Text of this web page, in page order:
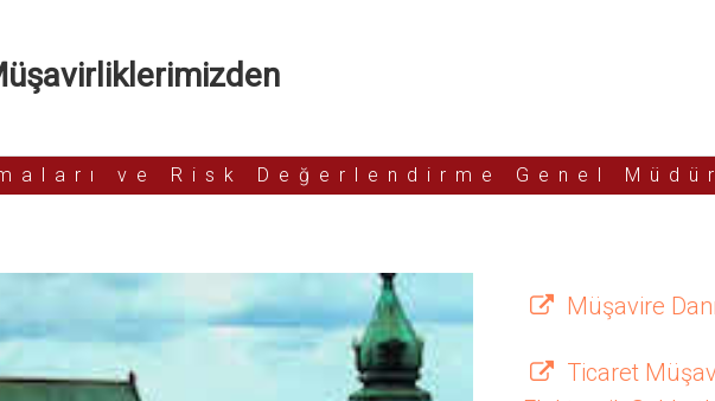
ve Risk Değerlendirme Genel
Müşavire
Ticaret